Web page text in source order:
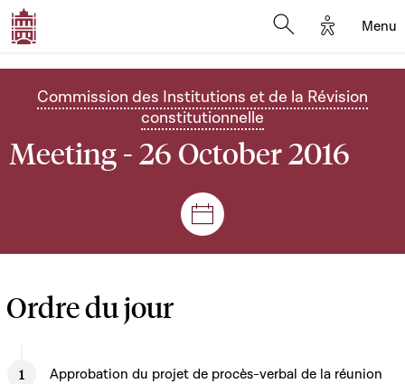
Options
Menu
Commission des Institutions et de la Révision
constitutionnelle
Meeting - 26 October 2016
Sessions and meetings
Ordre du jour
Approbation du projet de procès-verbal de la réunion